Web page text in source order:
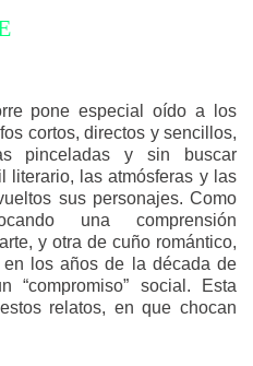
pone especial oído a los
cortos, directos y sencillos,
pinceladas y sin buscar
literario, las atmósferas y las
sus personajes. Como
una comprensión
y otra de cuño romántico,
los años de la década de
social. Esta
relatos, en que chocan